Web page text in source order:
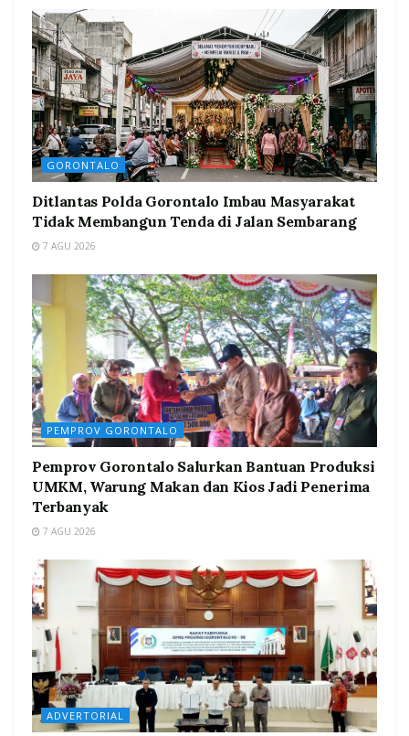
GORONTALO
Ditlantas Polda Gorontalo Imbau Masyarakat
Tidak Membangun Tenda di Jalan Sembarang
7 AGU 2026
PEMPROV GORONTALO
Pemprov Gorontalo Salurkan Bantuan Produksi
UMKM, Warung Makan dan Kios Jadi Penerima
Terbanyak
7 AGU 2026
ADVERTORIAL